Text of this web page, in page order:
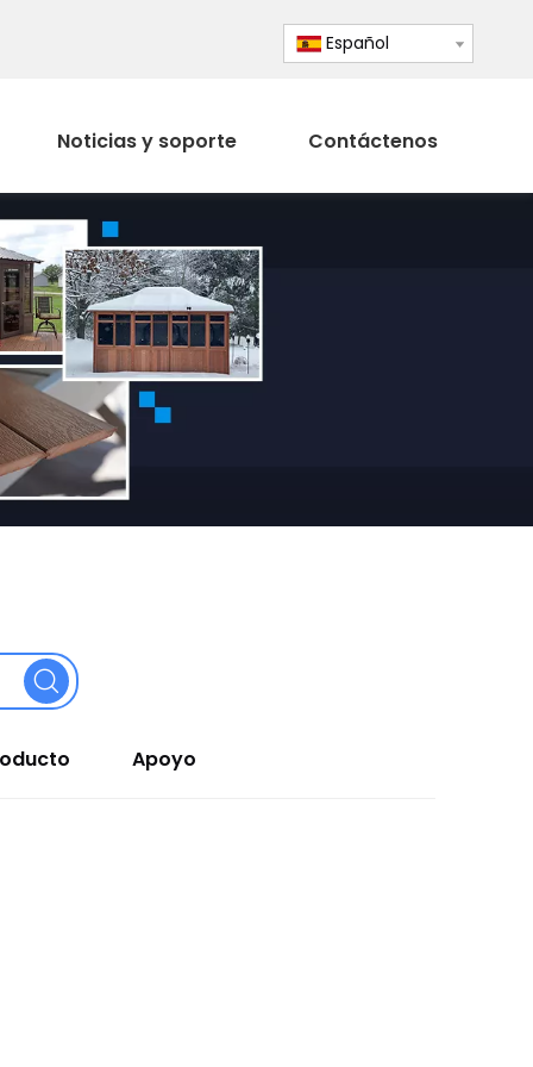
Español
Noticias y soporte Contáctenos
Apoyo